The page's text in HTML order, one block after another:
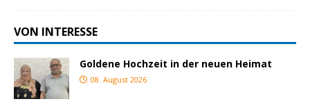
VON INTERESSE
Goldene Hochzeit in der neuen Heimat
08. August 2026